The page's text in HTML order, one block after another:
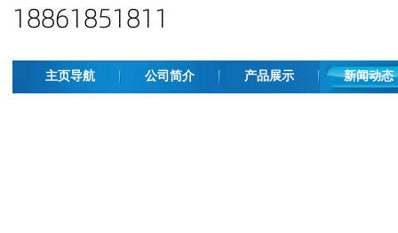
主页导航 公司简介 产品展示 新闻动态